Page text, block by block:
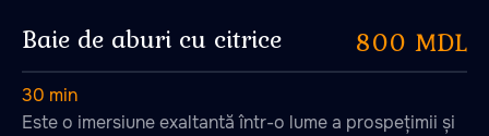
Baie de aburi cu citrice 800 MDL
30 min
Este o imersiune exaltantă într-o lume a prospețimii și